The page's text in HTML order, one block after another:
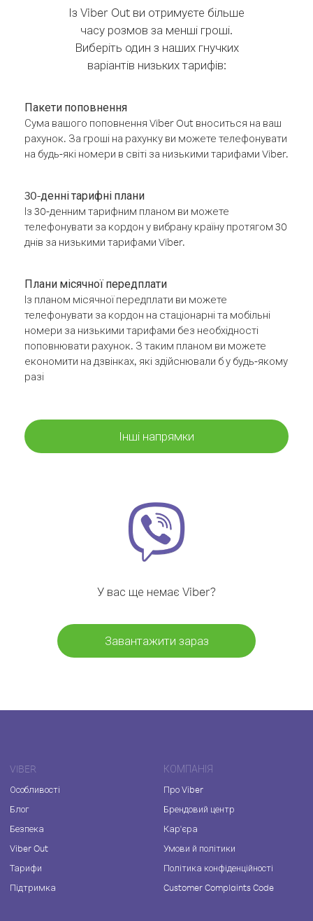
Із Viber Out ви отримуєте більше
часу розмов за менші гроші.
Виберіть один з наших гнучких
варіантів низьких тарифів:
Пакети поповнення
Сума вашого поповнення Viber Out вноситься на ваш
рахунок. За гроші на рахунку ви можете телефонувати
на будь-які номери в світі за низькими тарифами Viber.
30-денні тарифні плани
Із 30-денним тарифним планом ви можете
телефонувати за кордон у вибрану країну протягом 30
днів за низькими тарифами Viber.
Плани місячної передплати
Із планом місячної передплати ви можете
телефонувати за кордон на стаціонарні та мобільні
номери за низькими тарифами без необхідності
поповнювати рахунок. З таким планом ви можете
економити на дзвінках, які здійснювали б у будь-якому
разі
Інші напрямки
У вас ще немає Viber?
Завантажити зараз
VIBER
Особливості
Блог
Безпека
Viber Out
Тарифи
Підтримка
КОМПАНІЯ
Про Viber
Брендовий центр
Кар'єра
Умови й політики
Політика конфіденційності
Customer Complaints Code